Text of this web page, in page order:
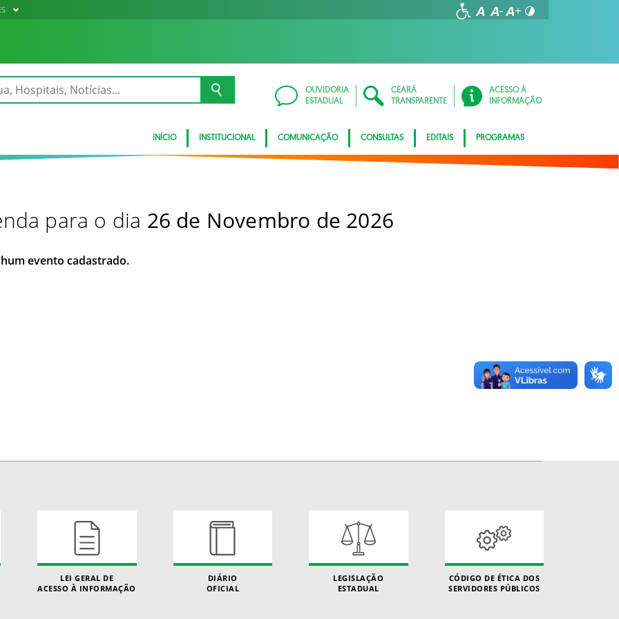
OUVIDORIA
ESTADUAL
CEARÁ
TRANSPARENTE
ACESSO À
INFORMAÇÃO
INÍCIO INSTITUCIONAL COMUNICAÇÃO CONSULTAS EDITAIS PROGRAMAS
para o dia 26 de Novembro de 2026
evento cadastrado.
LEI GERAL DE
ACESSO À INFORMAÇÃO
DIÁRIO
OFICIAL
LEGISLAÇÃO
ESTADUAL
CÓDIGO DE ÉTICA DOS
SERVIDORES PÚBLICOS